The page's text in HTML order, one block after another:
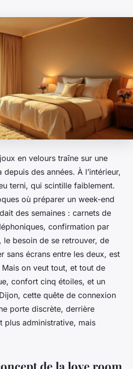
en velours traîne sur une
des années. À l’intérieur,
terni, qui scintille faiblement.
où préparer un week-end
des semaines : carnets de
confirmation par
le besoin de se retrouver, de
sans écrans entre les deux, est
on veut tout, et tout de
confort cinq étoiles, et un
cette quête de connexion
porte discrète, derrière
plus administrative, mais